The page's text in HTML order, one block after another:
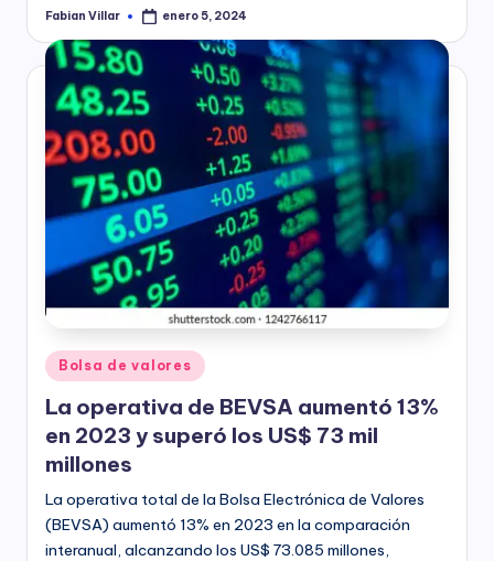
Publicado
Fabian Villar enero 5, 2024
Publicado
en
Bolsa de valores
La operativa de BEVSA aumentó 13%
en 2023 y superó los US$ 73 mil
millones
La operativa total de la Bolsa Electrónica de Valores
(BEVSA) aumentó 13% en 2023 en la comparación
interanual, alcanzando los US$ 73.085 millones,